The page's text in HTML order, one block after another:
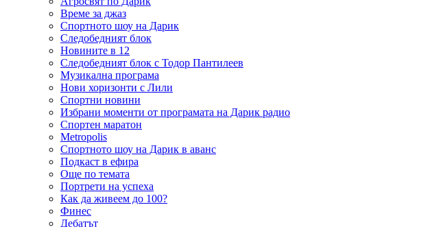
Време за джаз
Спортното шоу на Дарик
Следобедният блок
Новините в 12
Следобедният блок с Тодор Пантилеев
Музикална програма
Нови хоризонти с Лили
Спортни новини
Избрани моменти от програмата на Дарик радио
Спортен маратон
Metropolis
Спортното шоу на Дарик в аванс
Подкаст в ефира
Още по темата
Портрети на успеха
Как да живеем до 100?
Финес
Дебатът